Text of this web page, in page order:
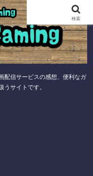
配信サービスの感想、便利なガ
うサイトです。
検索